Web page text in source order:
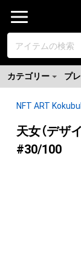
カテゴリー プ
NFT ART
天女（デザ
#30/100